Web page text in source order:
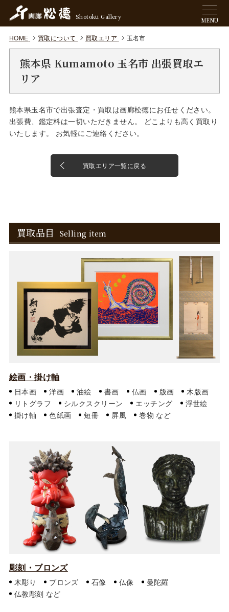
Shotoku Gallery MENU
HOME 買取について 買取エリア 玉名市
熊本県 Kumamoto 玉名市 出張買取エ
リア
熊本県玉名市で出張査定・買取は画廊松徳にお任せください。
出張費、鑑定料は一切いただきません。 どこよりも高く買取り
いたします。 お気軽にご連絡ください。
買取エリア一覧に戻る
買取品目 Selling item
絵画・掛け軸
日本画 洋画 油絵 書画 仏画 版画
木版画
リトグラフ
シルクスクリーン エッチング
浮世絵
掛け軸
色紙画 短冊 屏風 巻物
彫刻・ブロンズ
木彫り ブロンズ 石像 仏像
曼陀羅
仏教彫刻